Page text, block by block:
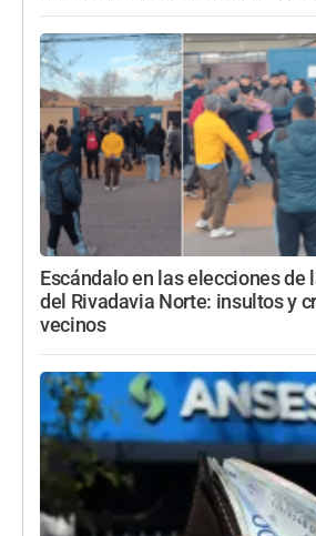
Escándalo en las elecciones de
del Rivadavia Norte: insultos y
vecinos